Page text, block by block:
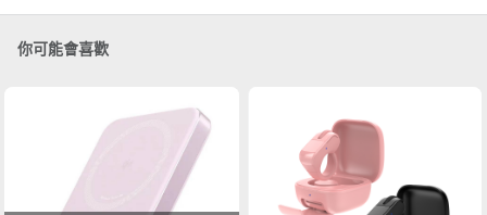
你可能會喜歡